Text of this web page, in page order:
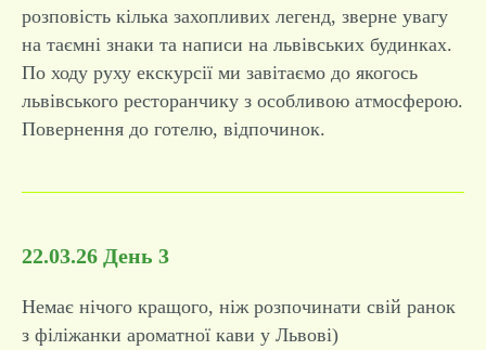
розповість кілька захопливих легенд, зверне увагу
на таємні знаки та написи на львівських будинках.
По ходу руху екскурсії ми завітаємо до якогось
львівського ресторанчику з особливою атмосферою.
Повернення до готелю, відпочинок.
22.03.26 День 3
Немає нічого кращого, ніж розпочинати свій ранок
з філіжанки ароматної кави у Львові)